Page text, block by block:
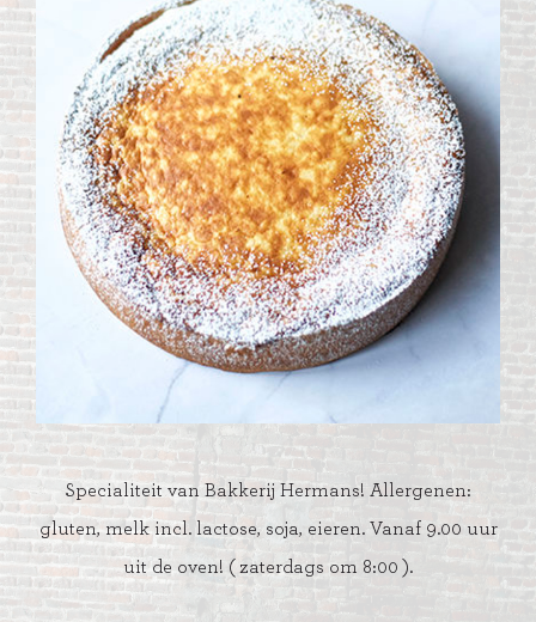
Specialiteit van Bakkerij Hermans! Allergenen:
gluten, melk incl. lactose, soja, eieren. Vanaf 9.00 uur
uit de oven! ( zaterdags om 8:00 ).